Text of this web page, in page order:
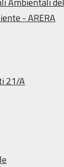
- ARERA
21/A